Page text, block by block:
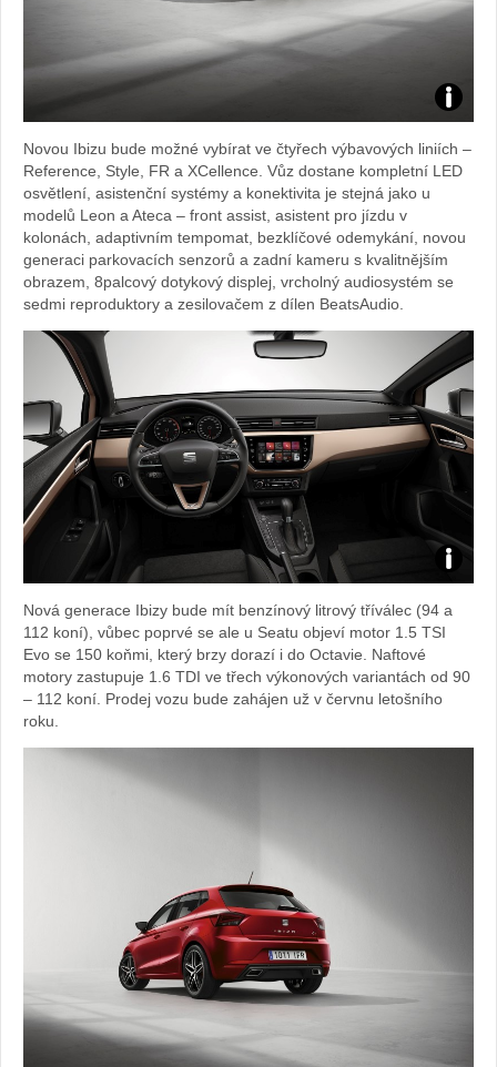
Zdroj:
Seat
Novou Ibizu bude možné vybírat ve čtyřech výbavových liniích –
Reference, Style, FR a XCellence. Vůz dostane kompletní LED
osvětlení, asistenční systémy a konektivita je stejná jako u
modelů Leon a Ateca – front assist, asistent pro jízdu v
kolonách, adaptivním tempomat, bezklíčové odemykání, novou
generaci parkovacích senzorů a zadní kameru s kvalitnějším
obrazem, 8palcový dotykový displej, vrcholný audiosystém se
sedmi reproduktory a zesilovačem z dílen BeatsAudio.
Zdroj:
Nová generace Ibizy bude mít benzínový litrový tříválec (94 a
112 koní), vůbec poprvé se ale u Seatu objeví motor 1.5 TSI
Evo se 150 koňmi, který brzy dorazí i do Octavie. Naftové
motory zastupuje 1.6 TDI ve třech výkonových variantách od 90
– 112 koní. Prodej vozu bude zahájen už v červnu letošního
roku.